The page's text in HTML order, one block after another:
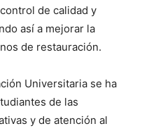
de calidad y
así a mejorar la
de restauración.
Universitaria se ha
de las
y de atención al